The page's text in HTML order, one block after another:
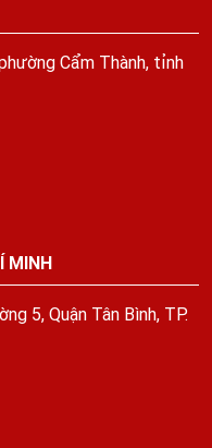
Cẩm Thành, tỉnh
MINH
5, Quận Tân Bình, TP.